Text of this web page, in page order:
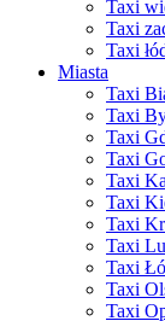
Taxi
Taxi
Taxi
Miasta
Taxi
Taxi
Taxi
Taxi
Taxi
Taxi
Taxi
Taxi
Taxi
Taxi
Taxi